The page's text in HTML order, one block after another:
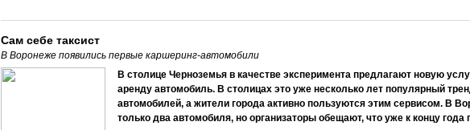
Сам себе таксист
В Воронеже появились первые каршеринг-автомобили
В столице Черноземья в качестве эксперимента предлагают новую
аренду автомобиль. В столицах это уже несколько лет популярный
автомобилей, а жители города активно пользуются этим сервисом. В
только два автомобиля, но организаторы обещают, что уже к концу